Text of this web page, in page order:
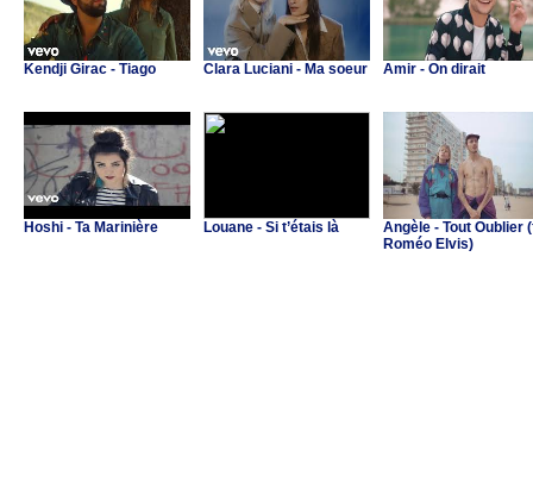
Kendji Girac - Tiago Clara Luciani - Ma soeur Amir - On dirait
Hoshi - Ta Marinière Louane - Si t’étais là
Angèle - Tout Oublier
Roméo Elvis)